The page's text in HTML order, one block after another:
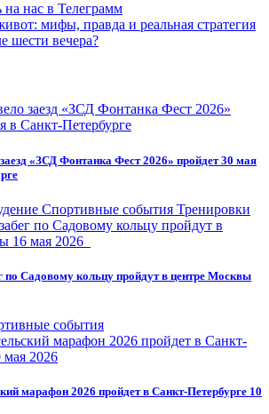
нас в Телеграмм
мифы, правда и реальная стратегия
шести вечера?
«ЗСД Фонтанка Фест 2026» пройдет 30 мая
Спортивные события Тренировки
по Садовому кольцу пройдут в центре Москвы
события
марафон 2026 пройдет в Санкт-Петербурге 10